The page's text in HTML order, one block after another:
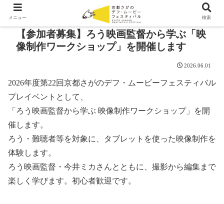
【参加者募集】ろう映画監督から学ぶ「映
像制作ワークショップ」を開催します
2026.06.01
2026年度第22回京都さがのデフ・ムービーフェスティバル
プレイベントとして、
「ろう映画監督から学ぶ 映像制作ワークショップ」を開
催します。
ろう・難聴者等を対象に、タブレットを使った映像制作を
体験します。
ろう映画監督・今井ミカさんとともに、撮影から編集まで
楽しく学びます。初心者歓迎です。
メニュー 検索